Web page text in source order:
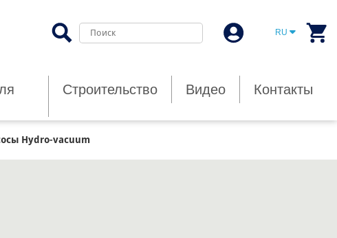
Строительство Видео Контакты
RU
Hydro-vacuum